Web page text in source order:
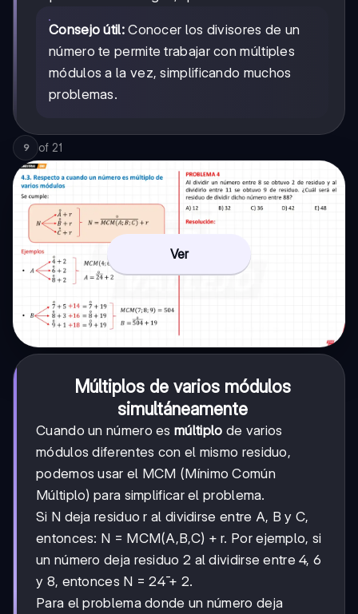
Consejo útil:Conocer los divisores de un
número te permite trabajar con múltiples
módulos a la vez, simplificando muchos
problemas.
9 of 21
Ver
Múltiplos de varios módulos
simultáneamente
Cuando un número es múltiplo de varios
módulos diferentes con el mismo residuo,
podemos usar el MCM (Mínimo Común
Múltiplo) para simplificar el problema.
Si N deja residuo r al dividirse entre A, B y C,
entonces: N = MCM(A,B,C) + r. Por ejemplo, si
un número deja residuo 2 al dividirse entre 4, 6
y 8, entonces N = 24̄ + 2.
Para el problema donde un número deja